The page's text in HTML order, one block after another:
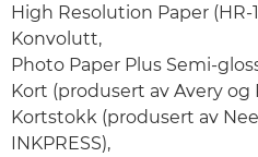
High Resolution Paper (HR-
Konvolutt,
Photo Paper Plus Semi-
Kort (produsert av Avery og
Kortstokk (produsert av
INKPRESS),